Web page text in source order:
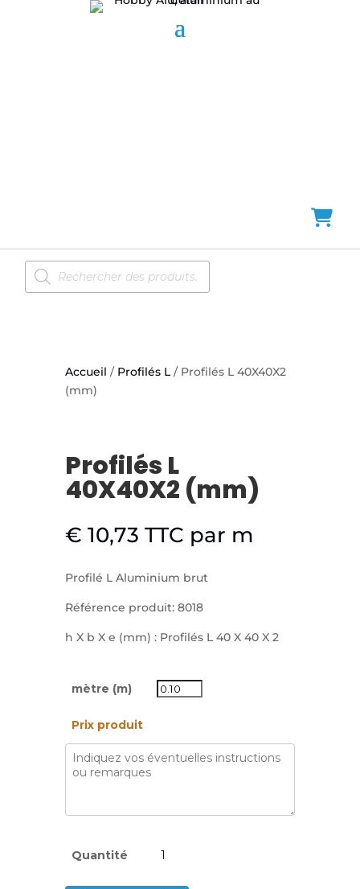
Recherche
de
produits
Accueil / Profilés L/ Profilés L 40X40X2
(mm)
Profilés L
40X40X2 (mm)
€ 10,73 TTC par m
Profilé L Aluminium brut
Référence produit: 8018
h X b X e (mm) : Profilés L 40 X 40 X 2
mètre (m)
Prix produit